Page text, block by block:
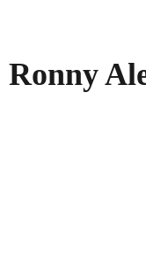
Ronny